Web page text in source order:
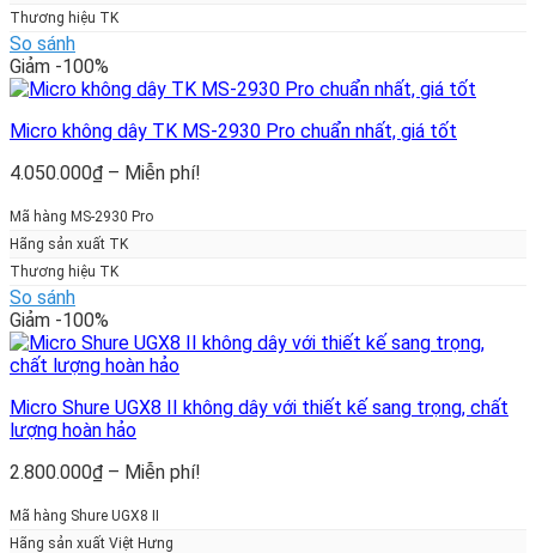
Thương hiệu TK
So sánh
Giảm -100%
Micro không dây TK MS-2930 Pro chuẩn nhất, giá tốt
4.050.000₫ – Miễn phí!
Mã hàng MS-2930 Pro
Hãng sản xuất TK
Thương hiệu TK
So sánh
Giảm -100%
Micro Shure UGX8 II không dây với thiết kế sang trọng, chất
lượng hoàn hảo
2.800.000₫ – Miễn phí!
Mã hàng Shure UGX8 II
Hãng sản xuất Việt Hưng